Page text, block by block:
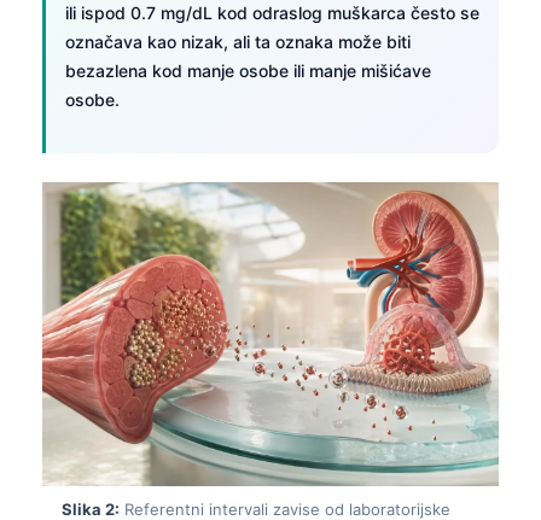
ili ispod 0.7 mg/dL kod odraslog muškarca često se
označava kao nizak, ali ta oznaka može biti
bezazlena kod manje osobe ili manje mišićave
osobe.
Slika 2: Referentni intervali zavise od laboratorijske